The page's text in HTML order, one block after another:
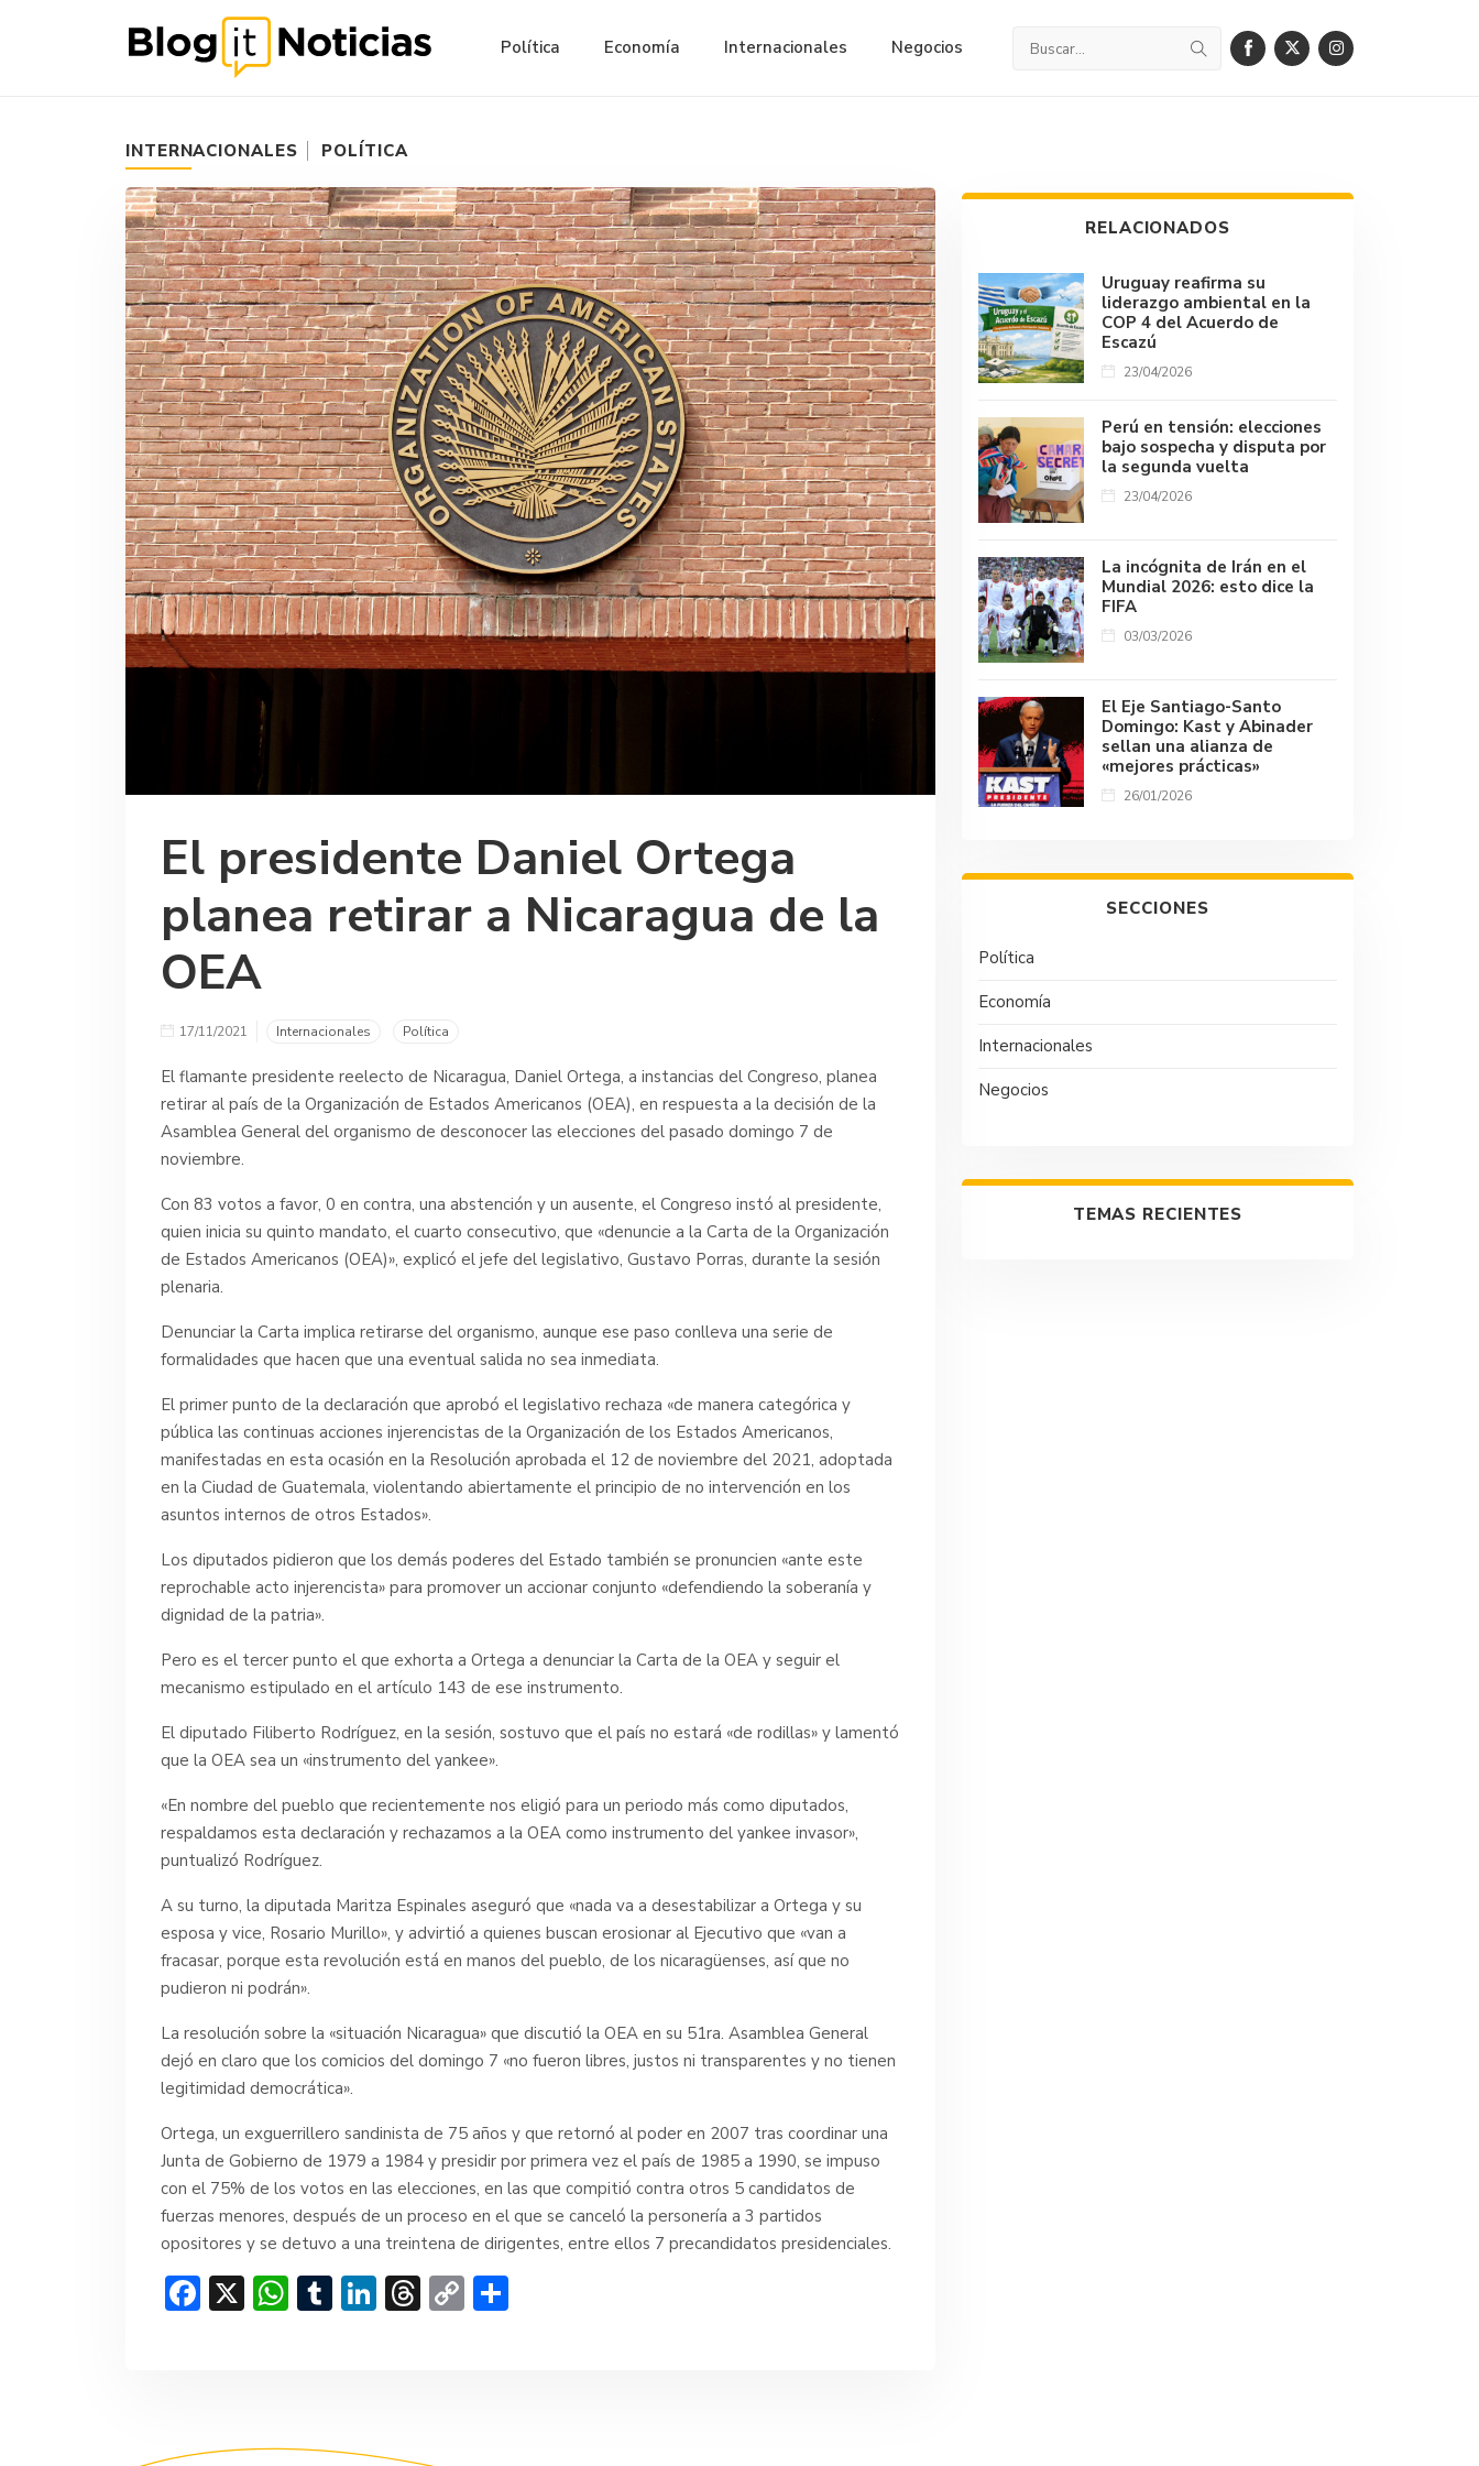
Política Economía Internacionales Negocios
INTERNACIONALES POLÍTICA
El presidente Daniel Ortega
planea retirar a Nicaragua de la
OEA
17/11/2021 Internacionales Política
El flamante presidente reelecto de Nicaragua, Daniel Ortega, a instancias del Congreso, planea
retirar al país de la Organización de Estados Americanos (OEA), en respuesta a la decisión de la
Asamblea General del organismo de desconocer las elecciones del pasado domingo 7 de
noviembre.
Con 83 votos a favor, 0 en contra, una abstención y un ausente, el Congreso instó al presidente,
quien inicia su quinto mandato, el cuarto consecutivo, que «denuncie a la Carta de la Organización
de Estados Americanos (OEA)», explicó el jefe del legislativo, Gustavo Porras, durante la sesión
plenaria.
Denunciar la Carta implica retirarse del organismo, aunque ese paso conlleva una serie de
formalidades que hacen que una eventual salida no sea inmediata.
El primer punto de la declaración que aprobó el legislativo rechaza «de manera categórica y
pública las continuas acciones injerencistas de la Organización de los Estados Americanos,
manifestadas en esta ocasión en la Resolución aprobada el 12 de noviembre del 2021, adoptada
en la Ciudad de Guatemala, violentando abiertamente el principio de no intervención en los
asuntos internos de otros Estados».
Los diputados pidieron que los demás poderes del Estado también se pronuncien «ante este
reprochable acto injerencista» para promover un accionar conjunto «defendiendo la soberanía y
dignidad de la patria».
Pero es el tercer punto el que exhorta a Ortega a denunciar la Carta de la OEA y seguir el
mecanismo estipulado en el artículo 143 de ese instrumento.
El diputado Filiberto Rodríguez, en la sesión, sostuvo que el país no estará «de rodillas» y lamentó
que la OEA sea un «instrumento del yankee».
«En nombre del pueblo que recientemente nos eligió para un periodo más como diputados,
respaldamos esta declaración y rechazamos a la OEA como instrumento del yankee invasor»,
puntualizó Rodríguez.
A su turno, la diputada Maritza Espinales aseguró que «nada va a desestabilizar a Ortega y su
esposa y vice, Rosario Murillo», y advirtió a quienes buscan erosionar al Ejecutivo que «van a
fracasar, porque esta revolución está en manos del pueblo, de los nicaragüenses, así que no
pudieron ni podrán».
La resolución sobre la «situación Nicaragua» que discutió la OEA en su 51ra. Asamblea General
dejó en claro que los comicios del domingo 7 «no fueron libres, justos ni transparentes y no tienen
legitimidad democrática».
Ortega, un exguerrillero sandinista de 75 años y que retornó al poder en 2007 tras coordinar una
Junta de Gobierno de 1979 a 1984 y presidir por primera vez el país de 1985 a 1990, se impuso
con el 75% de los votos en las elecciones, en las que compitió contra otros 5 candidatos de
fuerzas menores, después de un proceso en el que se canceló la personería a 3 partidos
opositores y se detuvo a una treintena de dirigentes, entre ellos 7 precandidatos presidenciales.
F X W T Li T C
RELACIONADOS
Uruguay reafirma su
liderazgo ambiental en la
COP 4 del Acuerdo de
Escazú
23/04/2026
Perú en tensión: elecciones
bajo sospecha y disputa por
la segunda vuelta
23/04/2026
La incógnita de Irán en el
Mundial 2026: esto dice la
FIFA
03/03/2026
El Eje Santiago-Santo
Domingo: Kast y Abinader
sellan una alianza de
«mejores prácticas»
26/01/2026
SECCIONES
Política
Economía
Internacionales
Negocios
TEMAS RECIENTES